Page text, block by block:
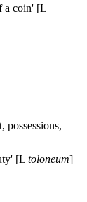
a coin' [L
possessions,
[L toloneum]